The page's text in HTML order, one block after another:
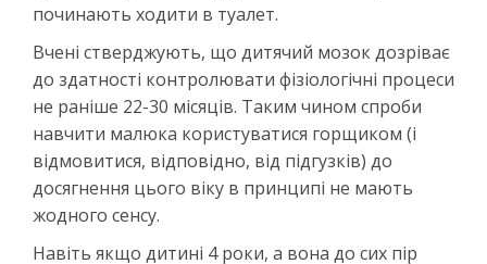
починають ходити в туалет.
Вчені стверджують, що дитячий мозок дозріває
до здатності контролювати фізіологічні процеси
не раніше 22-30 місяців. Таким чином спроби
навчити малюка користуватися горщиком (і
відмовитися, відповідно, від підгузків) до
досягнення цього віку в принципі не мають
жодного сенсу.
Навіть якщо дитині 4 роки, а вона до сих пір